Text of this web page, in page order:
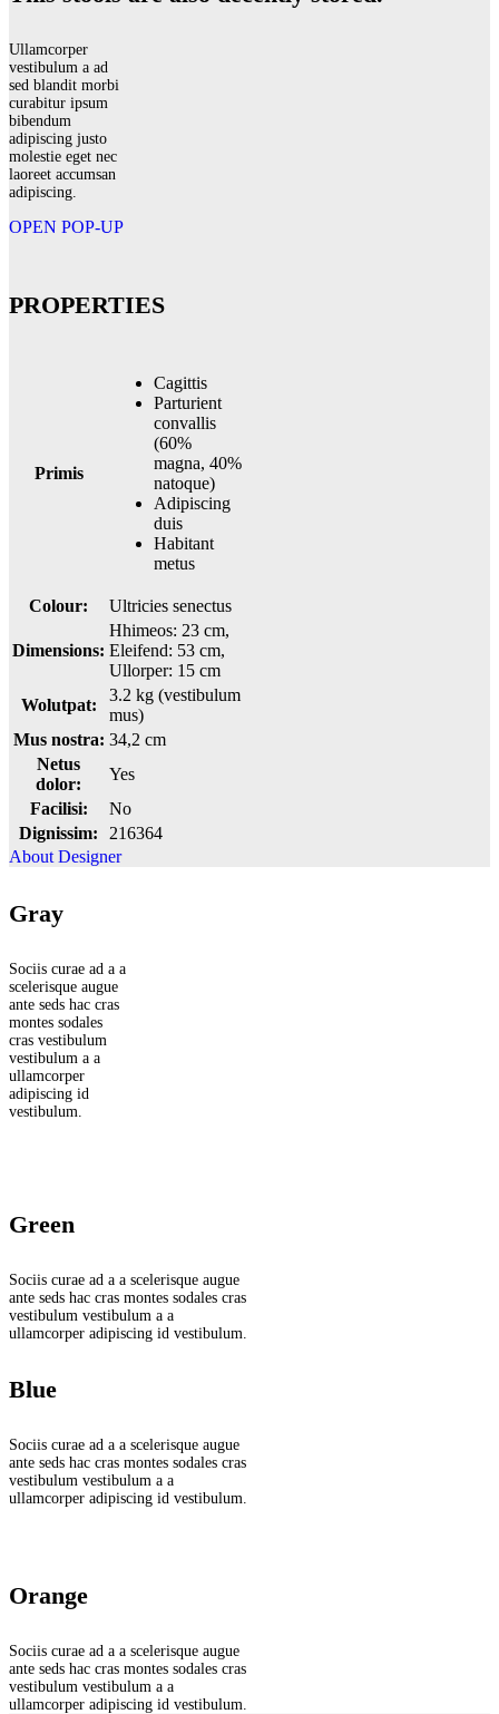
Ullamcorper
vestibulum a ad
sed blandit morbi
curabitur ipsum
bibendum
adipiscing justo
molestie eget nec
laoreet accumsan
adipiscing.
OPEN POP-UP
PROPERTIES
Primis
Cagittis
Parturient
convallis
(60%
magna, 40%
natoque)
Adipiscing
duis
Habitant
metus
Colour: Ultricies senectus
Dimensions:
Hhimeos: 23 cm,
Eleifend: 53 cm,
Ullorper: 15 cm
Wolutpat:
3.2 kg (vestibulum
mus)
Mus nostra: 34,2 cm
Netus
dolor:
Yes
Facilisi:
No
Dignissim:
216364
About Designer
Gray
Sociis curae ad a a
scelerisque augue
ante seds hac cras
montes sodales
cras vestibulum
vestibulum a a
ullamcorper
adipiscing id
vestibulum.
Green
Sociis curae ad a a scelerisque augue
ante seds hac cras montes sodales cras
vestibulum vestibulum a a
ullamcorper adipiscing id vestibulum.
Blue
Sociis curae ad a a scelerisque augue
ante seds hac cras montes sodales cras
vestibulum vestibulum a a
ullamcorper adipiscing id vestibulum.
Orange
Sociis curae ad a a scelerisque augue
ante seds hac cras montes sodales cras
vestibulum vestibulum a a
ullamcorper adipiscing id vestibulum.